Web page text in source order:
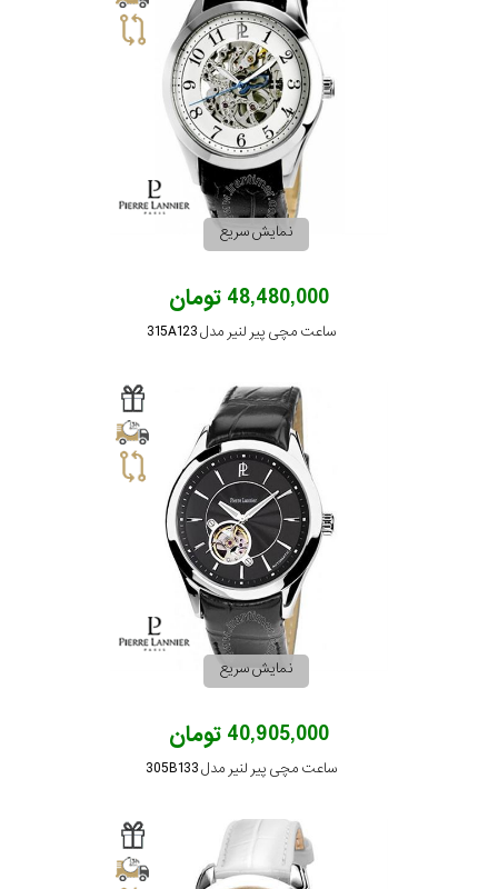
نمایش سریع
48,480,000 تومان
ساعت مچی پیر لنیر مدل 315A123
نمایش سریع
40,905,000 تومان
ساعت مچی پیر لنیر مدل 305B133